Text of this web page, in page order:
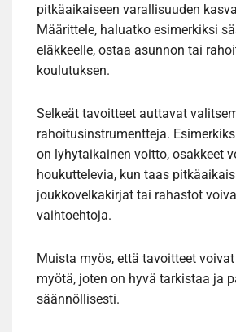
pitkäaikaiseen varallisuuden
Määrittele, haluatko esimerkiksi
eläkkeelle, ostaa asunnon tai
koulutuksen.
Selkeät tavoitteet auttavat
rahoitusinstrumentteja.
on lyhytaikainen voitto, osakkeet
houkuttelevia, kun taas
joukkovelkakirjat tai rahastot
vaihtoehtoja.
Muista myös, että tavoitteet
myötä, joten on hyvä tarkistaa ja
säännöllisesti.